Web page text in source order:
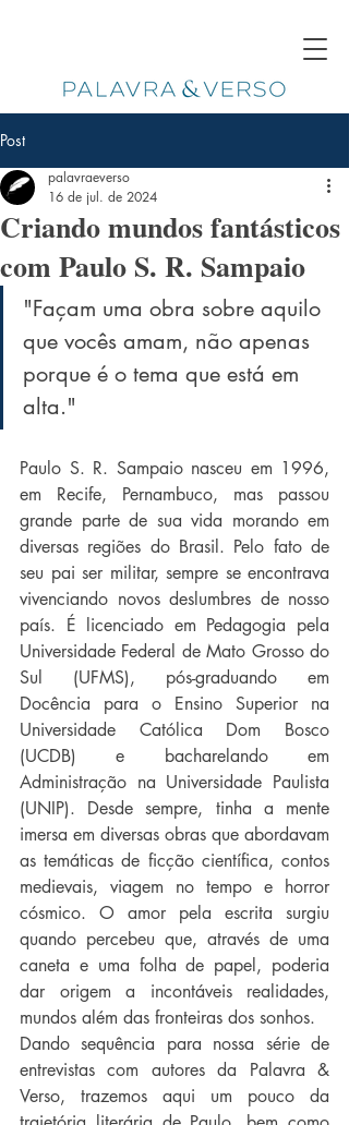
Post
Criando mundos fantásticos
com Paulo S. R. Sampaio
palavraeverso
16 de jul. de 2024
"Façam uma obra sobre aquilo
que vocês amam, não apenas
porque é o tema que está em
alta."
Paulo S. R. Sampaio nasceu em 1996,
em Recife, Pernambuco, mas passou
grande parte de sua vida morando em
diversas regiões do Brasil. Pelo fato de
seu pai ser militar, sempre se encontrava
vivenciando novos deslumbres de nosso
país. É licenciado em Pedagogia pela
Universidade Federal de Mato Grosso do
Sul (UFMS), pós-graduando em
Docência para o Ensino Superior na
Universidade Católica Dom Bosco
(UCDB) e bacharelando em
Administração na Universidade Paulista
(UNIP). Desde sempre, tinha a mente
imersa em diversas obras que abordavam
as temáticas de ficção científica, contos
medievais, viagem no tempo e horror
cósmico. O amor pela escrita surgiu
quando percebeu que, através de uma
caneta e uma folha de papel, poderia
dar origem a incontáveis realidades,
mundos além das fronteiras dos sonhos.
Dando sequência para nossa série de
entrevistas com autores da Palavra &
Verso, trazemos aqui um pouco da